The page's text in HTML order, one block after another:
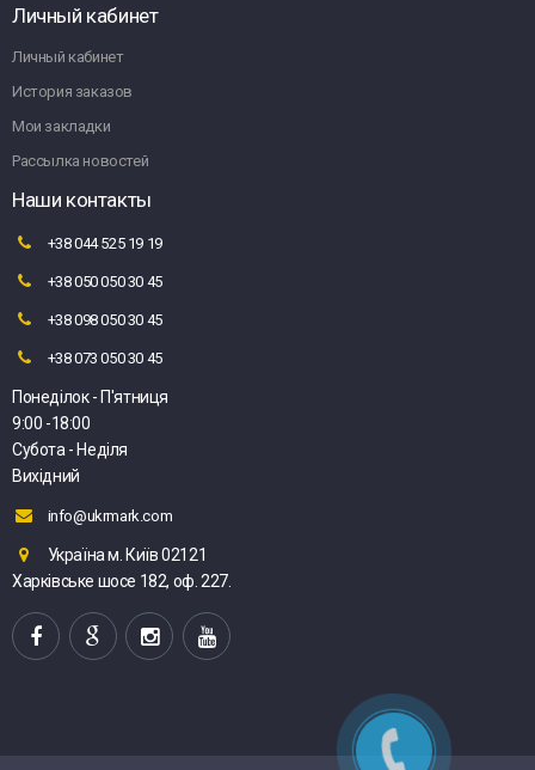
Личный кабинет
Личный кабинет
История заказов
Мои закладки
Рассылка новостей
Наши контакты
+38 044 525 19 19
+38 050 050 30 45
+38 098 050 30 45
+38 073 050 30 45
Понеділок - П'ятниця
9:00 -18:00
Субота - Неділя
Вихідний
info@ukrmark.com
Україна м. Київ 02121
Харківське шосе 182, оф. 227.